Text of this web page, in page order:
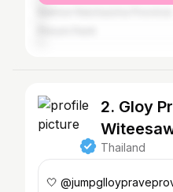
2. Gloy
Thailand
🤍 @jumpglloypraveprove 𝐁𝐨𝐝𝐲 𝐠𝐨𝐚𝐥𝐬